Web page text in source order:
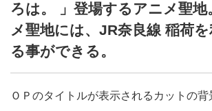
ろは。 」登場するアニメ聖地
メ聖地には、JR奈良線 稲荷
る事ができる。
ＯＰのタイトルが表示されるカットの